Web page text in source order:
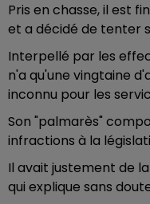
Pris en chasse, il est
et a décidé de tenter
Interpellé par les
n'a qu'une vingtaine
inconnu pour les
Son "palmarès"
infractions à la
Il avait justement de
qui explique sans